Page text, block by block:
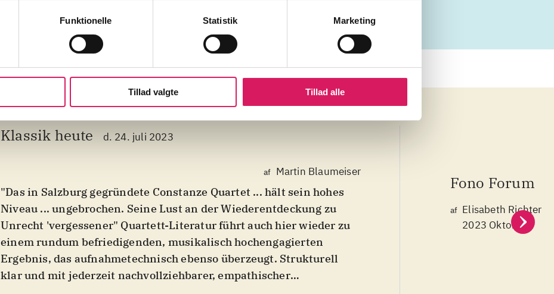
Funktionelle Statistik Marketing
Tillad valgte Tillad alle
Klassik heute d. 24. juli 2023
af Martin Blaumeiser
"Das in Salzburg gegründete Constanze Quartet ... hält sein hohes
Niveau ... ungebrochen. Seine Lust an der Wiederentdeckung zu
Unrecht 'vergessener" Quartett-Literatur führt auch hier wieder zu
einem rundum befriedigenden, musikalisch hochengagierten
Ergebnis, das aufnahmetechnisch ebenso überzeugt. Strukturell
klar und mit jederzeit nachvollziehbarer, empathischer
Fono Forum
af Elisabeth Richter
2023 Oktober